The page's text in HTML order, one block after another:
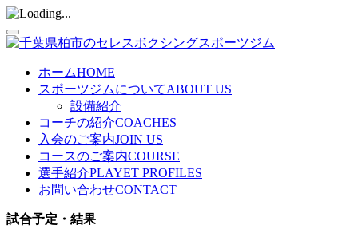
ホームHOME
スポーツジムについてABOUT US
設備紹介
コーチの紹介COACHES
入会のご案内JOIN US
コースのご案内COURSE
選手紹介PLAYET PROFILES
お問い合わせCONTACT
試合予定・結果